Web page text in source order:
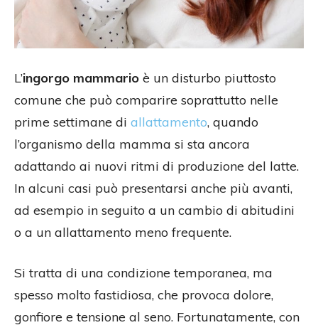
L’ingorgo mammario è un disturbo piuttosto
comune che può comparire soprattutto nelle
prime settimane di allattamento, quando
l’organismo della mamma si sta ancora
adattando ai nuovi ritmi di produzione del latte.
In alcuni casi può presentarsi anche più avanti,
ad esempio in seguito a un cambio di abitudini
o a un allattamento meno frequente.
Si tratta di una condizione temporanea, ma
spesso molto fastidiosa, che provoca dolore,
gonfiore e tensione al seno. Fortunatamente, con